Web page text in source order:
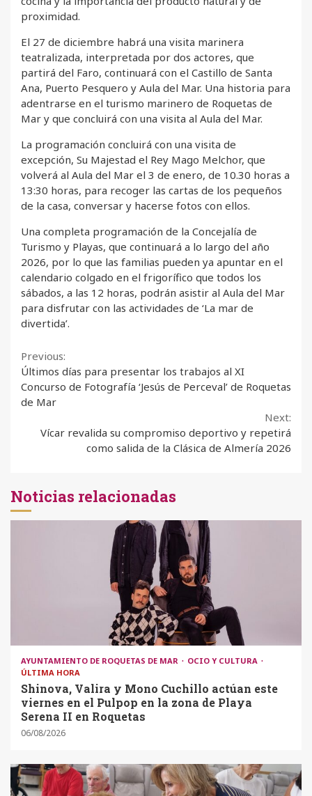
proximidad.
El 27 de diciembre habrá una visita marinera
teatralizada, interpretada por dos actores, que
partirá del Faro, continuará con el Castillo de Santa
Ana, Puerto Pesquero y Aula del Mar. Una historia para
adentrarse en el turismo marinero de Roquetas de
Mar y que concluirá con una visita al Aula del Mar.
La programación concluirá con una visita de
excepción, Su Majestad el Rey Mago Melchor, que
volverá al Aula del Mar el 3 de enero, de 10.30 horas a
13:30 horas, para recoger las cartas de los pequeños
de la casa, conversar y hacerse fotos con ellos.
Una completa programación de la Concejalía de
Turismo y Playas, que continuará a lo largo del año
2026, por lo que las familias pueden ya apuntar en el
calendario colgado en el frigorífico que todos los
sábados, a las 12 horas, podrán asistir al Aula del Mar
para disfrutar con las actividades de ‘La mar de
divertida’.
Continue
Reading
Previous:
Últimos días para presentar los trabajos al XI
Concurso de Fotografía ‘Jesús de Perceval’ de Roquetas
de Mar
Next:
Vícar revalida su compromiso deportivo y repetirá
como salida de la Clásica de Almería 2026
Noticias relacionadas
AYUNTAMIENTO DE ROQUETAS DE MAR
OCIO Y CULTURA
ÚLTIMA HORA
Shinova, Valira y Mono Cuchillo actúan este
viernes en el Pulpop en la zona de Playa
Serena II en Roquetas
06/08/2026